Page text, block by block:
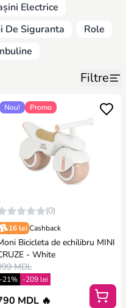
Electrice
De Siguranta
Role
Filtre
Nou! Promo
(0)
16 lei Cashback
Bicicleta de echilibru MINI
- White
MDL
-21% -209 lei
MDL 🔥